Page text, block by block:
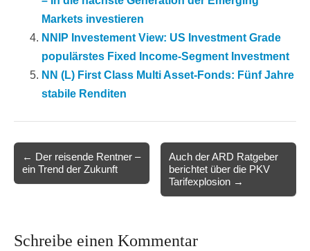
Markets investieren
NNIP Investement View: US Investment Grade
populärstes Fixed Income-Segment Investment
NN (L) First Class Multi Asset-Fonds: Fünf Jahre
stabile Renditen
navigation
← Der reisende Rentner –
ein Trend der Zukunft
Auch der ARD Ratgeber
berichtet über die PKV
Tarifexplosion →
Schreibe einen Kommentar